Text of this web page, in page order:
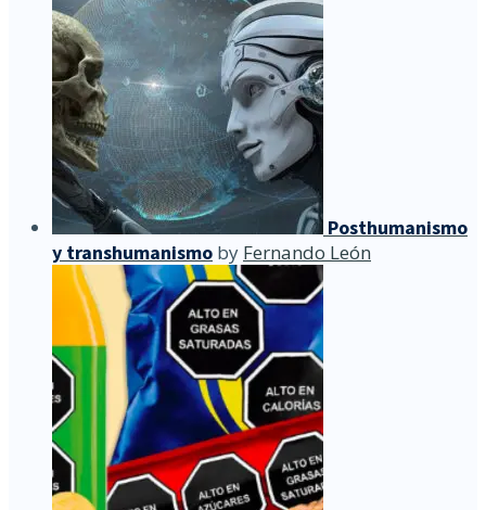
Posthumanismo
y transhumanismo by Fernando León